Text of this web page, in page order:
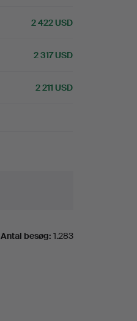
2 422 USD
2 317 USD
2 211 USD
Antal besøg: 1.283